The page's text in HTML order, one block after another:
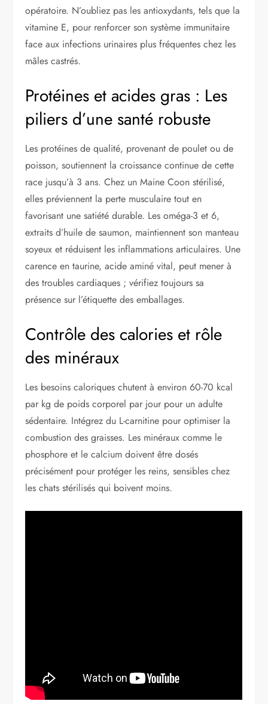
opératoire. N’oubliez pas les antioxydants, tels que la
vitamine E, pour renforcer son système immunitaire
face aux infections urinaires plus fréquentes chez les
mâles castrés.
Protéines et acides gras : Les
piliers d’une santé robuste
Les protéines de qualité, provenant de poulet ou de
poisson, soutiennent la croissance continue de cette
race jusqu’à 3 ans. Chez un Maine Coon stérilisé,
elles préviennent la perte musculaire tout en
favorisant une satiété durable. Les oméga-3 et 6,
extraits d’huile de saumon, maintiennent son manteau
soyeux et réduisent les inflammations articulaires. Une
carence en taurine, acide aminé vital, peut mener à
des troubles cardiaques ; vérifiez toujours sa
présence sur l’étiquette des emballages.
Contrôle des calories et rôle
des minéraux
Les besoins caloriques chutent à environ 60-70 kcal
par kg de poids corporel par jour pour un adulte
sédentaire. Intégrez du L-carnitine pour optimiser la
combustion des graisses. Les minéraux comme le
phosphore et le calcium doivent être dosés
précisément pour protéger les reins, sensibles chez
les chats stérilisés qui boivent moins.